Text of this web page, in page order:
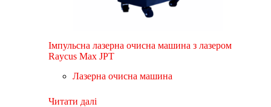
Імпульсна лазерна очисна машина з лазером
Raycus Max JPT
Лазерна очисна машина
Читати далі